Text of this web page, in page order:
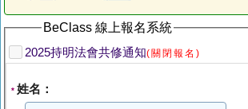
BeClass 線上報名系統
2025持明法會共修通知(關閉報名)
* 姓名：